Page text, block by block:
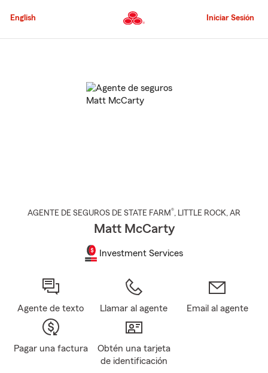
al
principal
English Iniciar Sesión
AGENTE DE SEGUROS DE STATE FARM®, LITTLE ROCK, AR
Matt McCarty
Investment Services
Agente de texto Llamar al agente Email al agente
Pagar una factura
Obtén una tarjeta
de identificación